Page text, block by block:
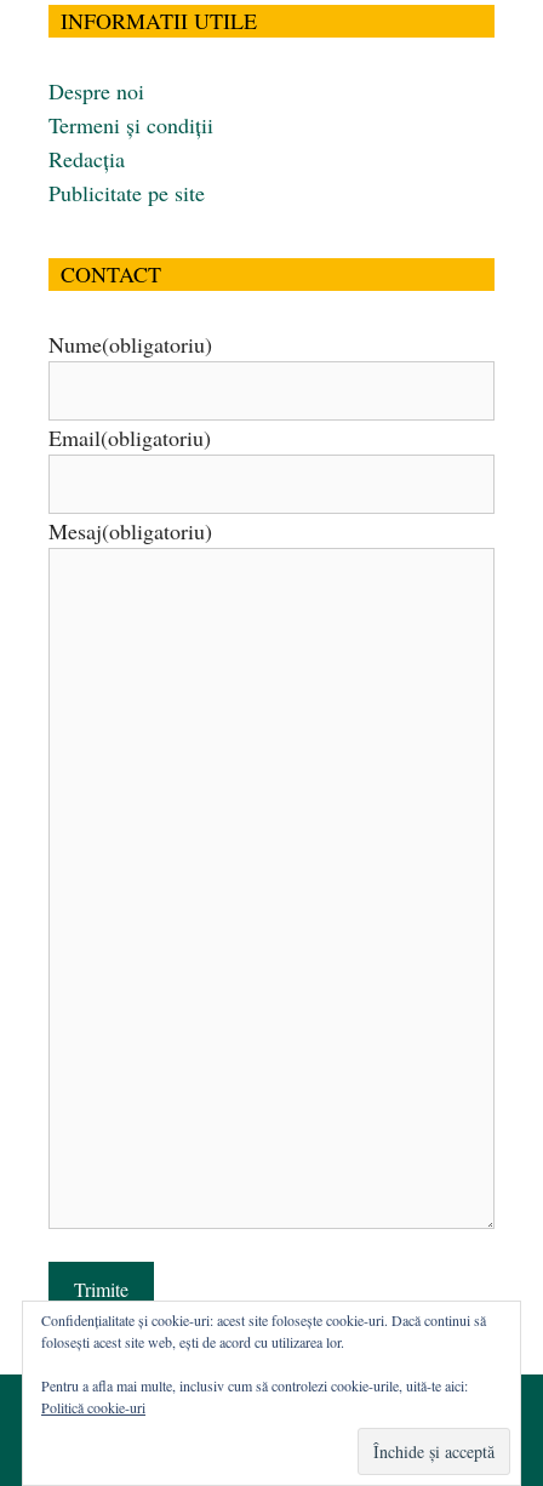
INFORMATII UTILE
Despre noi
Termeni și condiții
Redacția
Publicitate pe site
CONTACT
Nume(obligatoriu)
Email(obligatoriu)
Mesaj(obligatoriu)
Trimite
Web hosting şi dezvoltare Wordpress:
Casa de WEB
Confidențialitate și cookie-uri: acest site folosește cookie-uri. Dacă continui să
folosești acest site web, ești de acord cu utilizarea lor.
Pentru a afla mai multe, inclusiv cum să controlezi cookie-urile, uită-te aici:
Politică cookie-uri